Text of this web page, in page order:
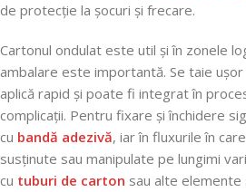
de protecție la șocuri și frecare.
Cartonul ondulat este util și în zonele
ambalare este importantă. Se taie
aplică rapid și poate fi integrat în
complicații. Pentru fixare și închidere
cu bandă adezivă, iar în fluxurile în
susținute sau manipulate pe lungimi
cu tuburi de carton sau alte elemente